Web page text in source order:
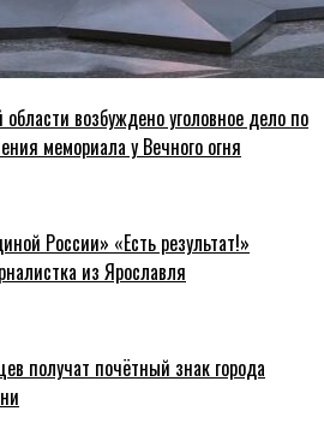
области возбуждено уголовное дело по
мемориала у Вечного огня
России» «Есть результат!»
из Ярославля
получат почётный знак города